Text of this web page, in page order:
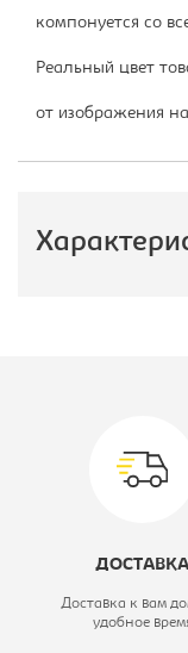
компонуется со
Реальный цвет
от изображения
Ширина, мм:
ДОСТАВКА
Доставка к вам
удобное